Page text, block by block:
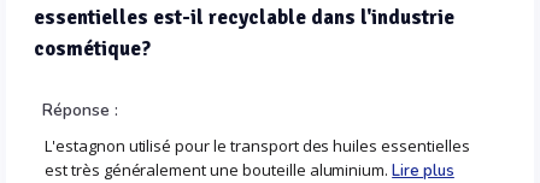
essentielles est-il recyclable dans l'industrie
cosmétique?
Réponse :
L'estagnon utilisé pour le transport des huiles essentielles
est très généralement une bouteille aluminium.Lire plus